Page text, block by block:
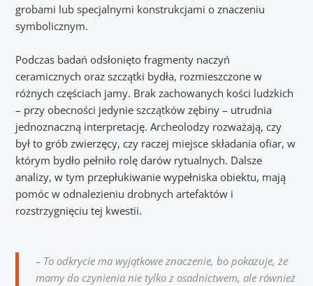
grobami lub specjalnymi konstrukcjami o znaczeniu
symbolicznym.
Podczas badań odsłonięto fragmenty naczyń
ceramicznych oraz szczątki bydła, rozmieszczone w
różnych częściach jamy. Brak zachowanych kości ludzkich
– przy obecności jedynie szczątków zębiny – utrudnia
jednoznaczną interpretację. Archeolodzy rozważają, czy
był to grób zwierzęcy, czy raczej miejsce składania ofiar, w
którym bydło pełniło rolę darów rytualnych. Dalsze
analizy, w tym przepłukiwanie wypełniska obiektu, mają
pomóc w odnalezieniu drobnych artefaktów i
rozstrzygnięciu tej kwestii.
– To odkrycie ma wyjątkowe znaczenie, bo pokazuje, że
mamy do czynienia nie tylko z osadnictwem, ale również